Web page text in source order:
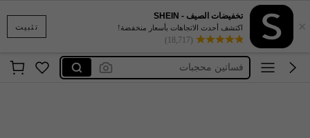
تثبيت ×
تخفيضات الصيف - SHEIN
اكتشف أحدث الاتجاهات بأسعار منخفضة!
(18,717)
ملابس سباحة للنساء5xl
فساتين محجبات